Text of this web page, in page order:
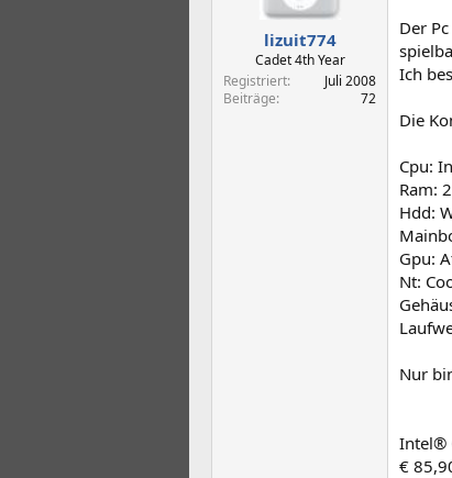
t
a
m
lizuit774
Cadet 4th Year
Registriert
Juli 2008
Beiträge
72
Der
Ich
Die
Cpu:
Ram:
Hdd:
Gpu:
Nt:
Nur
Intel®
€